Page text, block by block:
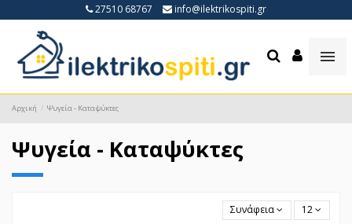
27510 68767 info@ilektrikospiti.gr
Αρχική Ψυγεία - Καταψύκτες
Ψυγεία - Καταψύκτες
Συνάφεια 12